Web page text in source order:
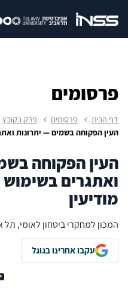
פרסומים
דף הבית פרסומים
פרק בקובץ
העין הפקוחה בשמים — יתרונות
העין הפקוחה
ואתגרים
מודיעין
המכון למחקרי ביטחון לאומי, תל
עקבו אחרינו בגוגל